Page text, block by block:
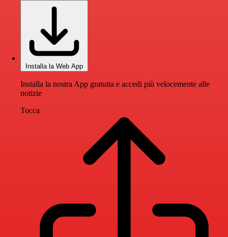
Installa la Web App
Installa la nostra App gratuita e accedi più velocemente alle
notizie
Tocca